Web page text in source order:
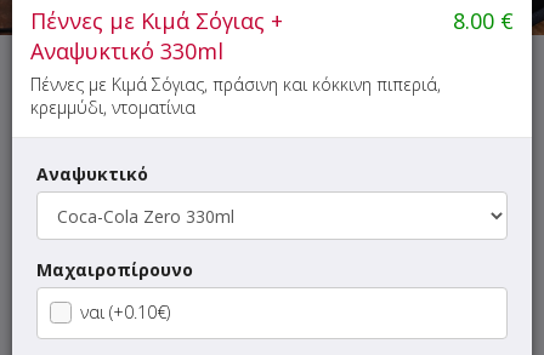
Αυτή τη στιγμή το κατάστημα δεν εξυπηρετεί παραγγελίες.
ΜΕΝΟΥ ΠΛΗΡΟΦΟΡΙΕΣ
Όλα μας τα κρέατα, εκτός από το γύρο χοιρινό και το
γύρο κοτόπουλο, είναι χειροποίητα.
Πέννες με Κιμά Σόγιας +
Αναψυκτικό 330ml
8.00 €
Πέννες με Κιμά Σόγιας, πράσινη και κόκκινη πιπεριά,
κρεμμύδι, ντοματίνια
Αναψυκτικό
Μαχαιροπίρουνο
ναι (+0.10€)